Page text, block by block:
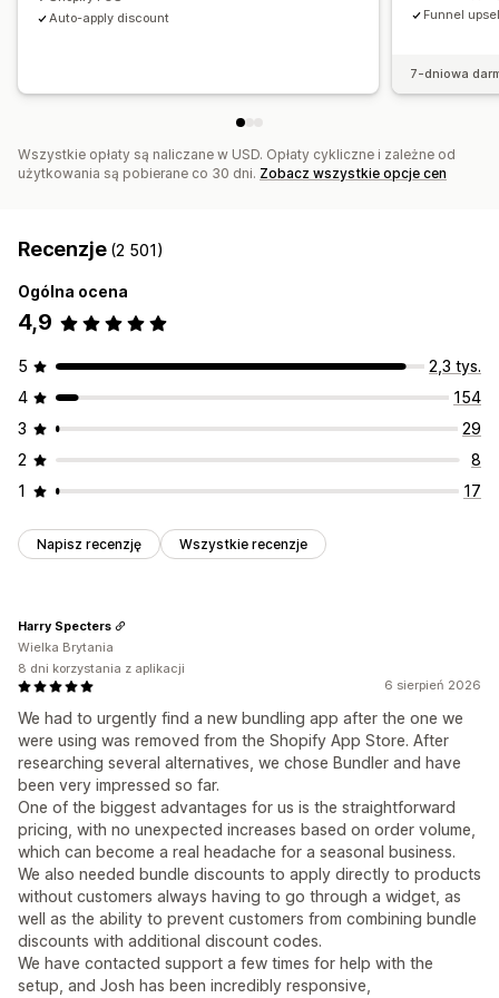
Skuteczność rekomendacji
Auto-apply discount
Funnel
7-dniowa
Wszystkie opłaty są naliczane w USD. Opłaty cykliczne i zależne od
użytkowania są pobierane co 30 dni. Zobacz wszystkie opcje cen
Recenzje (2 501)
Ogólna ocena
4,9
5
2,3 tys.
4
154
3
29
2
8
1
17
Napisz recenzję Wszystkie recenzje
6 sierpień 2026
We had to urgently find a new bundling app after the one we
were using was removed from the Shopify App Store. After
researching several alternatives, we chose Bundler and have
been very impressed so far.
One of the biggest advantages for us is the straightforward
pricing, with no unexpected increases based on order volume,
which can become a real headache for a seasonal business.
We also needed bundle discounts to apply directly to products
without customers always having to go through a widget, as
well as the ability to prevent customers from combining bundle
discounts with additional discount codes.
We have contacted support a few times for help with the
setup, and Josh has been incredibly responsive,
Harry Specters
Wielka Brytania
8 dni korzystania z aplikacji